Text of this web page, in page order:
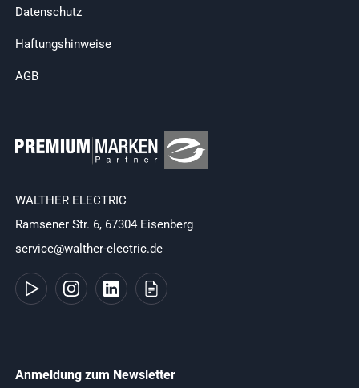
Datenschutz
Haftungshinweise
AGB
WALTHER ELECTRIC
Ramsener Str. 6, 67304 Eisenberg
service@walther-electric.de
Anmeldung zum Newsletter